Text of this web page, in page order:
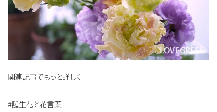
関連記事でもっと詳しく
#誕生花と花言葉